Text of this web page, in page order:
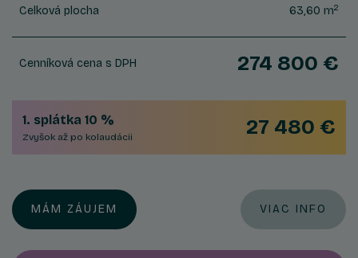
Celková plocha 63,60 m2
Cenníková cena s DPH 274 800 €
1. splátka 10 %
Zvyšok až po kolaudácii 27 480 €
MÁM ZÁUJEM VIAC INFO